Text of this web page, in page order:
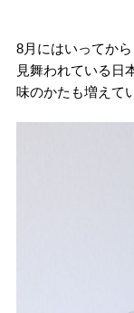
8月にはいってか
見舞われている日
味のかたも増えて